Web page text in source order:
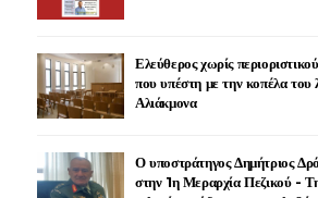
Ελεύθερος χωρίς
που υπέστη με την κοπέλα του
Αλιάκμονα
Ο υποστράτηγος Δημήτριος
στην 1η Μεραρχία Πεζικού -